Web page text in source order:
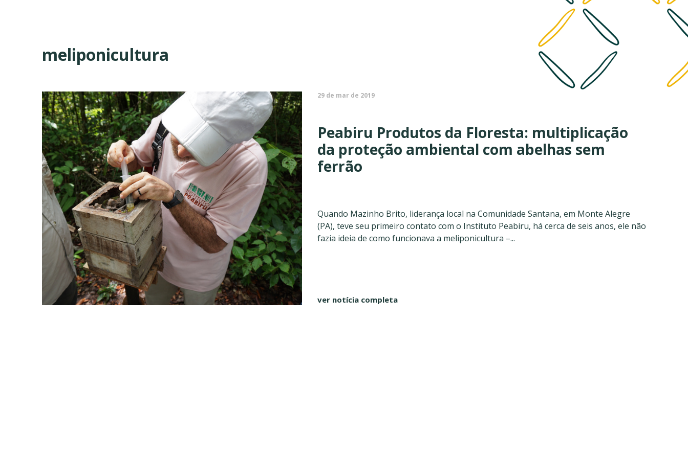
meliponicultura
29 de mar de 2019
Peabiru Produtos da Floresta: multiplicação
da proteção ambiental com abelhas sem
ferrão
Quando Mazinho Brito, liderança local na Comunidade Santana, em Monte Alegre
(PA), teve seu primeiro contato com o Instituto Peabiru, há cerca de seis anos, ele não
fazia ideia de como funcionava a meliponicultura –...
ver notícia completa